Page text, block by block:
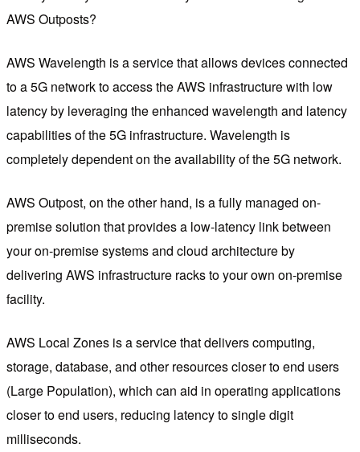
AWS Outposts?
AWS Wavelength is a service that allows devices connected
to a 5G network to access the AWS infrastructure with low
latency by leveraging the enhanced wavelength and latency
capabilities of the 5G infrastructure. Wavelength is
completely dependent on the availability of the 5G network.
AWS Outpost, on the other hand, is a fully managed on-
premise solution that provides a low-latency link between
your on-premise systems and cloud architecture by
delivering AWS infrastructure racks to your own on-premise
facility.
AWS Local Zones is a service that delivers computing,
storage, database, and other resources closer to end users
(Large Population), which can aid in operating applications
closer to end users, reducing latency to single digit
milliseconds.